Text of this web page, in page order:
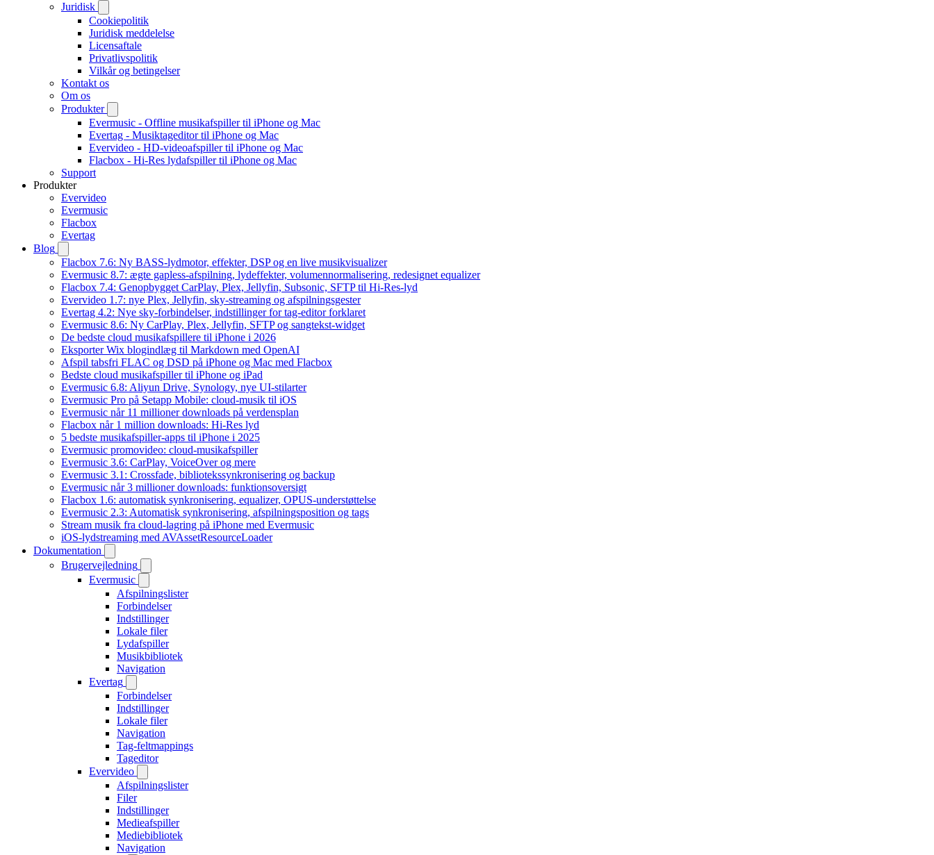
Juridisk
Cookiepolitik
Juridisk meddelelse
Licensaftale
Privatlivspolitik
Vilkår og betingelser
Kontakt os
Om os
Produkter
Evermusic - Offline musikafspiller til iPhone og Mac
Evertag - Musiktageditor til iPhone og Mac
Evervideo - HD-videoafspiller til iPhone og Mac
Flacbox - Hi-Res lydafspiller til iPhone og Mac
Support
Produkter
Evervideo
Evermusic
Flacbox
Evertag
Blog
Flacbox 7.6: Ny BASS-lydmotor, effekter, DSP og en live musikvisualizer
Evermusic 8.7: ægte gapless-afspilning, lydeffekter, volumennormalisering, redesignet equalizer
Flacbox 7.4: Genopbygget CarPlay, Plex, Jellyfin, Subsonic, SFTP til Hi-Res-lyd
Evervideo 1.7: nye Plex, Jellyfin, sky-streaming og afspilningsgester
Evertag 4.2: Nye sky-forbindelser, indstillinger for tag-editor forklaret
Evermusic 8.6: Ny CarPlay, Plex, Jellyfin, SFTP og sangtekst-widget
De bedste cloud musikafspillere til iPhone i 2026
Eksporter Wix blogindlæg til Markdown med OpenAI
Afspil tabsfri FLAC og DSD på iPhone og Mac med Flacbox
Bedste cloud musikafspiller til iPhone og iPad
Evermusic 6.8: Aliyun Drive, Synology, nye UI-stilarter
Evermusic Pro på Setapp Mobile: cloud-musik til iOS
Evermusic når 11 millioner downloads på verdensplan
Flacbox når 1 million downloads: Hi-Res lyd
5 bedste musikafspiller-apps til iPhone i 2025
Evermusic promovideo: cloud-musikafspiller
Evermusic 3.6: CarPlay, VoiceOver og mere
Evermusic 3.1: Crossfade, bibliotekssynkronisering og backup
Evermusic når 3 millioner downloads: funktionsoversigt
Flacbox 1.6: automatisk synkronisering, equalizer, OPUS-understøttelse
Evermusic 2.3: Automatisk synkronisering, afspilningsposition og tags
Stream musik fra cloud-lagring på iPhone med Evermusic
iOS-lydstreaming med AVAssetResourceLoader
Dokumentation
Brugervejledning
Evermusic
Afspilningslister
Forbindelser
Indstillinger
Lokale filer
Lydafspiller
Musikbibliotek
Navigation
Evertag
Forbindelser
Indstillinger
Lokale filer
Navigation
Tag-feltmappings
Tageditor
Evervideo
Afspilningslister
Filer
Indstillinger
Medieafspiller
Mediebibliotek
Navigation